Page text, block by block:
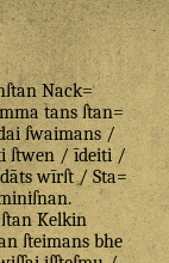
Nack=
tans ſtan=
ſwaimans/
ſtwen/īdeiti/
dāts wīrſt/Sta=
.
ſtan Kelkin
ſteimans bhe